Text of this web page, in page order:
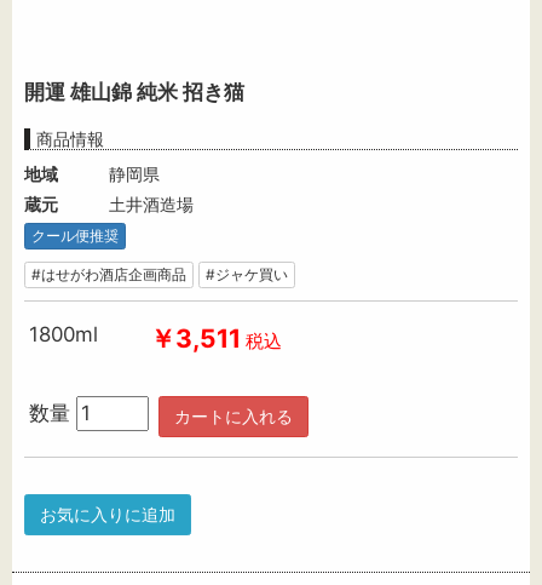
開運 雄山錦 純米 招き猫
商品情報
地域
静岡県
蔵元
土井酒造場
クール便推奨
#はせがわ酒店企画商品 #ジャケ買い
1800ml ￥3,511 税込
数量 カートに入れる
お気に入りに追加